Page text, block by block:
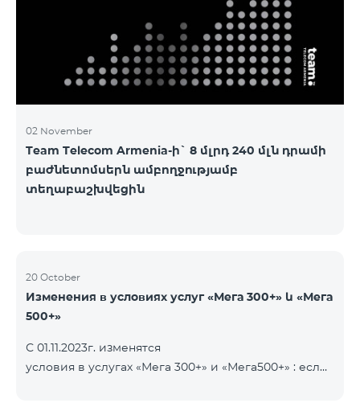
02 November
Team Telecom Armenia-ի` 8 մլրդ 240 մլն դրամի
բաժնետոմսերն ամբողջությամբ
տեղաբաշխվեցին
20 October
Изменения в условиях услуг «Мега 300+» և «Мега
500+»
С 01.11.2023г. изменятся
условия в услугах «Мега 300+» и «Мега500+» : если